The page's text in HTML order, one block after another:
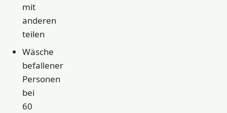
mit
anderen
teilen
Wäsche
befallener
Personen
bei
60